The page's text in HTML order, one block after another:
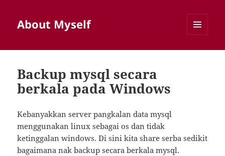
About Myself
Backup mysql secara
berkala pada Windows
Kebanyakkan server pangkalan data mysql
menggunakan linux sebagai os dan tidak
ketinggalan windows. Di sini kita share serba sedikit
bagaimana nak backup secara berkala mysql.